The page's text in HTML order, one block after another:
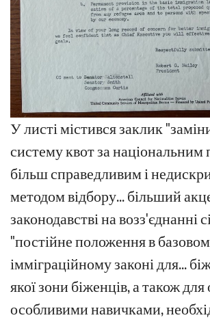
У листі містився заклик
систему квот за
більш справедливим і
методом відбору... більший
законодавстві на возз'єднанні
"постійне положення в
імміграційному законі для...
якої зони біженців, а також для
особливими навичками,